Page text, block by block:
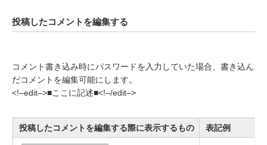
投稿したコメントを編集する
コメント書き込み時にパスワードを入力していた場合、書き込ん
だコメントを編集可能にします。
<!–edit–>■ここに記述■<!–/edit–>
投稿したコメントを編集する際に表示するもの 表記例